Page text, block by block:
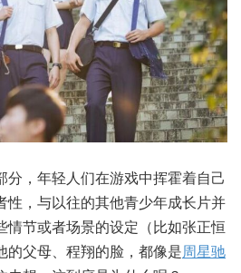
分，年轻人们在游戏中挥霍着自己
性，与以往的其他青少年成长片并
情节或者场景的设定（比如张正恒
的父母、程翔的脸，都像是周星驰